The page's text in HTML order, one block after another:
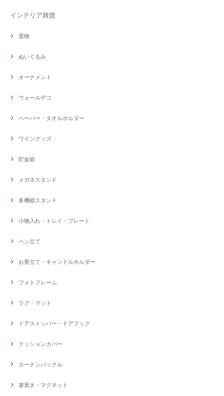
インテリア雑貨
置物
ぬいぐるみ
オーナメント
ウォールデコ
ペーパー・タオルホルダー
ワイングッズ
貯金箱
メガネスタンド
多機能スタンド
小物入れ・トレイ・プレート
ペン立て
お香立て・キャンドルホルダー
フォトフレーム
ラグ・マット
ドアストッパー・ドアフック
クッションカバー
カーテンバックル
箸置き・マグネット